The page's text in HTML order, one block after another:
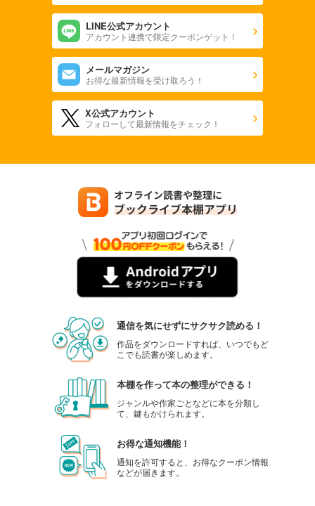
LINE公式アカウント
アカウント連携で限定クーポンゲット！
メールマガジン
お得な最新情報を受け取ろう！
X公式アカウント
フォローして最新情報をチェック！
通信を気にせずにサクサク読める！
作品をダウンロードすれば、いつでもど
こでも読書が楽しめます。
本棚を作って本の整理ができる！
ジャンルや作家ごとなどに本を分類し
て、鍵もかけられます。
お得な通知機能！
通知を許可すると、お得なクーポン情報
などが届きます。